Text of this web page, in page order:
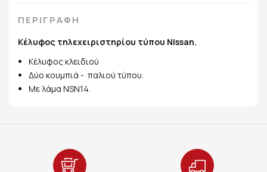
ΠΕΡΙΓΡΑΦΗ
Κέλυφος τηλεχειριστηρίου τύπου Nissan.
Κέλυφος κλειδιού
Δύο κουμπιά - παλιού τύπου.
Με λάμα NSN14.